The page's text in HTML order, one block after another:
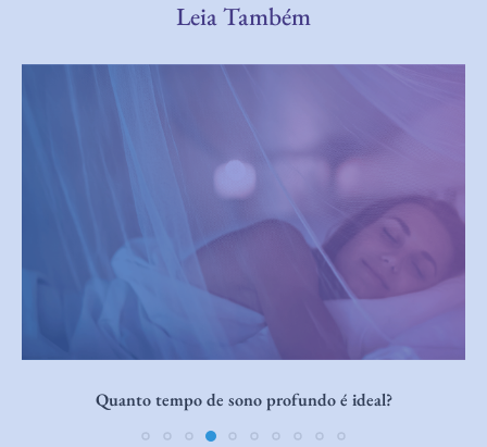
Leia Também
Cocriar enquanto dorme